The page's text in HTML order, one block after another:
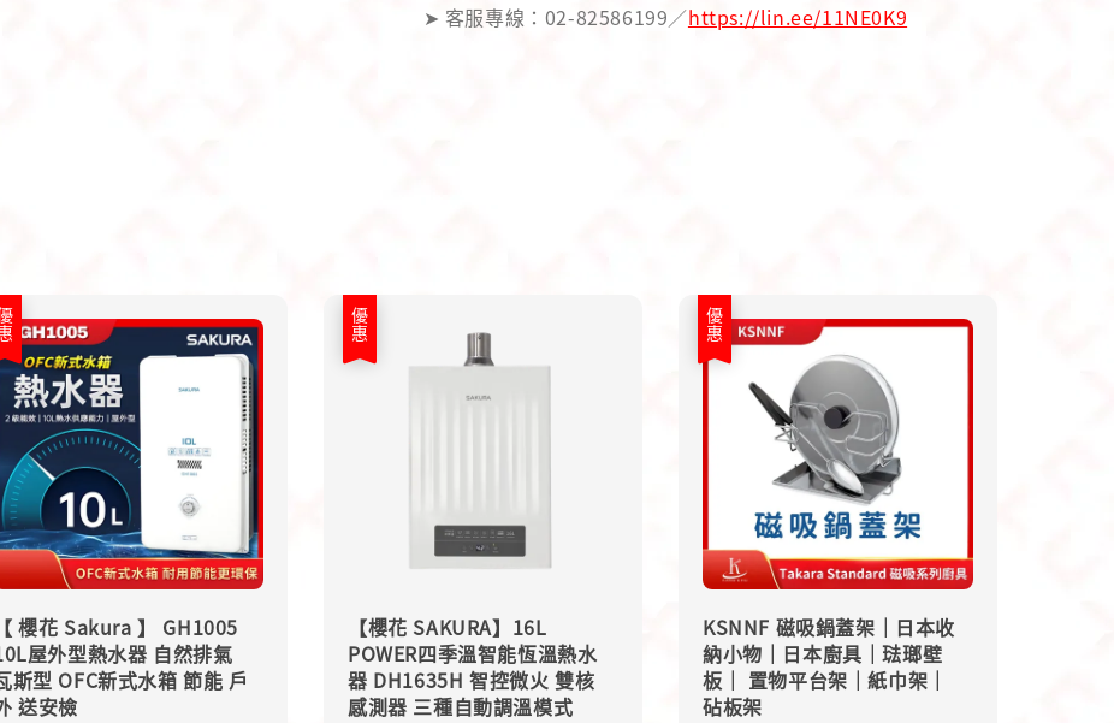
➤ 客服專線：02-82586199／https://lin.ee/11NE0K9
【 櫻花 Sakura 】 GH1005
屋外型熱水器 自然排氣
斯型 OFC新式水箱 節能 戶
送安檢
優惠
【櫻花 SAKURA】16L
POWER四季溫智能恆溫熱水
器 DH1635H 智控微火 雙核
感測器 三種自動調溫模式
優惠
KSNNF 磁吸鍋蓋架｜日本收
納小物｜日本廚具｜琺瑯壁
板｜ 置物平台架｜紙巾架｜
砧板架